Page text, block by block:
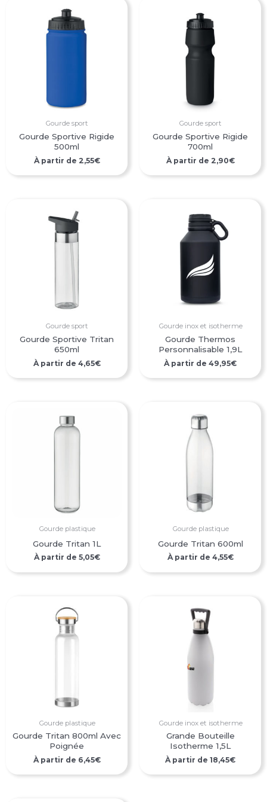
Gourde sport
Gourde Sportive Rigide
500ml
À partir de 2,55€
Gourde sport
Gourde Sportive Rigide
700ml
À partir de 2,90€
Gourde sport
Gourde Sportive Tritan
650ml
À partir de 4,65€
Gourde inox et isotherme
Gourde Thermos
Personnalisable 1,9L
À partir de 49,95€
Gourde plastique
Gourde Tritan 1L
À partir de 5,05€
Gourde plastique
Gourde Tritan 600ml
À partir de 4,55€
Gourde plastique
Gourde Tritan 800ml Avec
Poignée
À partir de 6,45€
Gourde inox et isotherme
Grande Bouteille
Isotherme 1,5L
À partir de 18,45€